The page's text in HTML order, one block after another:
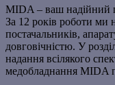
MIDA – ваш надійний
За 12 років роботи ми
постачальників,
довговічністю. У
надання всілякого
медобладнання MIDA